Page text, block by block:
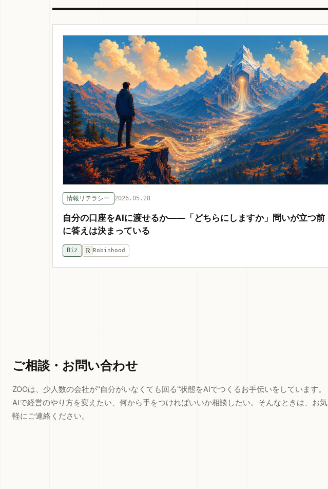
情報リテラシー 2026.05.28
自分の口座をAIに渡せるか——「どちらにしますか」問いが立つ前
に答えは決まっている
Biz R Robinhood
ご相談・お問い合わせ
ZOOは、少人数の会社が"自分がいなくても回る"状態をAIでつくるお手伝いをしています。
AIで経営のやり方を変えたい、何から手をつければいいか相談したい。そんなときは、お気
軽にご連絡ください。